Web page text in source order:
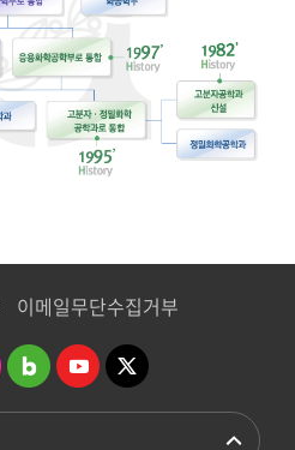
이메일무단수집거부